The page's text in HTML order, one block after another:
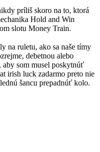
príliš skoro na to, ktorá
Hold and Win
slotu Money Train.
na ruletu, ako sa naše tímy
debetnou alebo
aby som musel poskytnúť
irish luck zadarmo preto nie
šancu prepadnúť kolo.